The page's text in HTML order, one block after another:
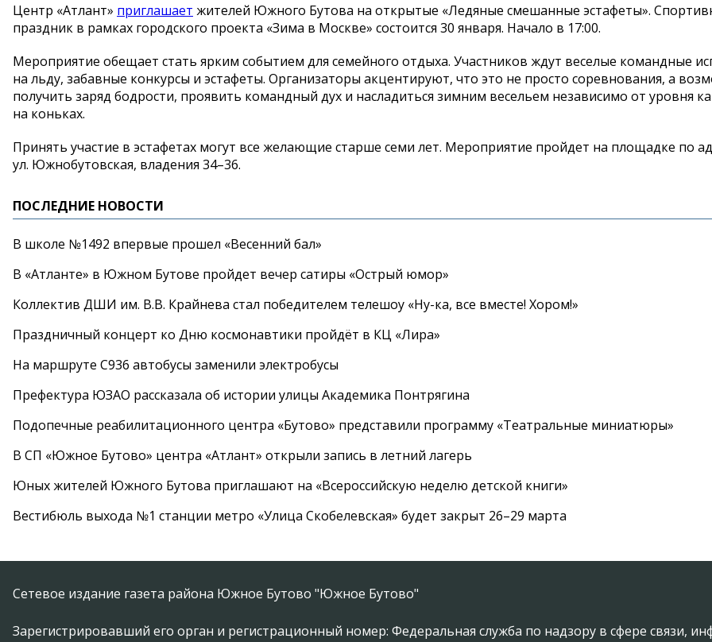
Центр «Атлант» приглашает жителей Южного Бутова на открытые «Ледяные смешанные эстафеты».
праздник в рамках городского проекта «Зима в Москве» состоится 30 января. Начало в 17:00.
Мероприятие обещает стать ярким событием для семейного отдыха. Участников ждут веселые командные
на льду, забавные конкурсы и эстафеты. Организаторы акцентируют, что это не просто соревнования, а
получить заряд бодрости, проявить командный дух и насладиться зимним весельем независимо от уровня
на коньках.
Принять участие в эстафетах могут все желающие старше семи лет. Мероприятие пройдет на площадке по
ул. Южнобутовская, владения 34–36.
ПОСЛЕДНИЕ НОВОСТИ
В школе №1492 впервые прошел «Весенний бал»
В «Атланте» в Южном Бутове пройдет вечер сатиры «Острый юмор»
Коллектив ДШИ им. В.В. Крайнева стал победителем телешоу «Ну-ка, все вместе! Хором!»
Праздничный концерт ко Дню космонавтики пройдёт в КЦ «Лира»
На маршруте С936 автобусы заменили электробусы
Префектура ЮЗАО рассказала об истории улицы Академика Понтрягина
Подопечные реабилитационного центра «Бутово» представили программу «Театральные миниатюры»
В СП «Южное Бутово» центра «Атлант» открыли запись в летний лагерь
Юных жителей Южного Бутова приглашают на «Всероссийскую неделю детской книги»
Вестибюль выхода №1 станции метро «Улица Скобелевская» будет закрыт 26–29 марта
Сетевое издание газета района Южное Бутово "Южное Бутово"
Зарегистрировавший его орган и регистрационный номер: Федеральная служба по надзору в сфере связи,